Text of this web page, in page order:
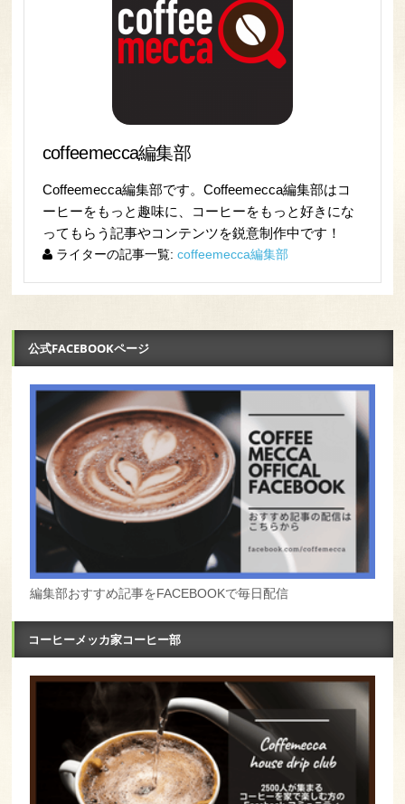
coffeemecca編集部
Coffeemecca編集部です。Coffeemecca編集部はコ
ーヒーをもっと趣味に、コーヒーをもっと好きにな
ってもらう記事やコンテンツを鋭意制作中です！
ライターの記事一覧: coffeemecca編集部
公式FACEBOOKページ
編集部おすすめ記事をFACEBOOKで毎日配信
コーヒーメッカ家コーヒー部